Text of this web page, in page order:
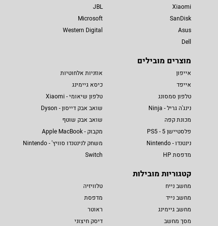
Xiaomi
SanDisk
Asus
Dell
JBL
Microsoft
Western Digital
מוצרים מובילים
אייפון
אייפד
טלפון סמסונג
נינג'ה גריל - Ninja
מכונת קפה
פלסטיישן 5 - PS5
נינטנדו - Nintendo
מדפסת HP
אוזניות אלחוטיות
כיסא גיימינג
טלפון שיאומי - Xiaomi
שואב אבק דייסון - Dyson
שואב אבק שוטף
מקבוק - Apple MacBook
משחק לנינטנדו סוויץ' - Nintendo
Switch
קטגוריות מובילות
מחשב נייח
מחשב נייד
מחשב גיימינג
מסך מחשב
טלוויזיה
מדפסת
ראוטר
דיסק חיצוני